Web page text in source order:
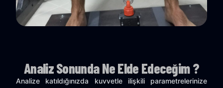
Analiz Sonunda Ne Elde Edeceğim ?
Analize katıldığınızda kuvvetle ilişkili parametrelerinize